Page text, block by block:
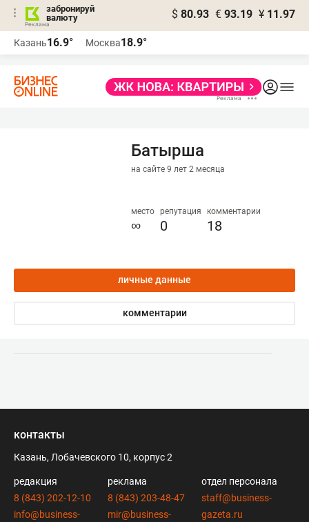
забронируй
валюту
$ 80.93 € 93.19 ¥ 11.97
Казань16.9° Москва18.9°
Батырша
на сайте 9 лет 2 месяца
место
∞
репутация
0
комментарии
18
личные данные
комментарии
контакты
Казань, Лобачевского 10, корпус 2
редакция
8 (843) 202-12-10
info@business-
реклама
8 (843) 203-48-47
mir@business-
отдел персонала
staff@business-
gazeta.ru